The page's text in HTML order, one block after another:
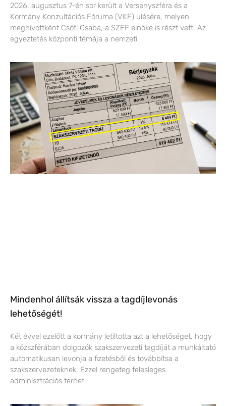
2026. augusztus 7-én sor került a Versenyszféra és a
Kormány Konzultációs Fóruma (VKF) ülésére, melyen
meghívottként Csóti Csaba, a SZEF elnöke is részt vett. Az
egyeztetés központi témája a nemzeti
Mindenhol állítsák vissza a tagdíjlevonás
lehetőségét!
Két évvel ezelőtt a kormány letiltotta azt a lehetőséget, hogy
a közszférában dolgozók szakszervezeti tagdíját a munkáltató
automatikusan levonja a fizetésből és továbbítsa a
szakszervezeteknek. Ezzel rengeteg felesleges
adminisztrációs terhet